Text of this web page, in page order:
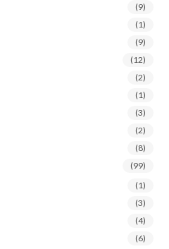
(9)
(1)
(9)
(12)
(2)
(1)
(3)
(2)
(8)
(99)
(1)
(3)
(4)
(6)